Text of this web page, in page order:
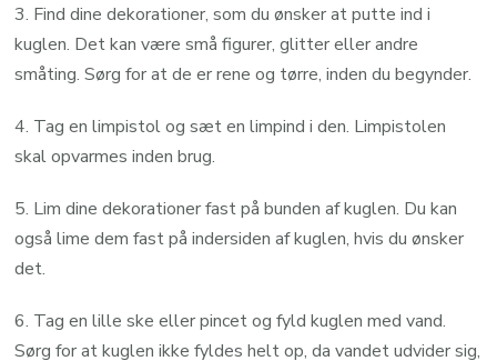
3. Find dine dekorationer, som du ønsker at putte ind i
kuglen. Det kan være små figurer, glitter eller andre
småting. Sørg for at de er rene og tørre, inden du begynder.
4. Tag en limpistol og sæt en limpind i den. Limpistolen
skal opvarmes inden brug.
5. Lim dine dekorationer fast på bunden af kuglen. Du kan
også lime dem fast på indersiden af kuglen, hvis du ønsker
det.
6. Tag en lille ske eller pincet og fyld kuglen med vand.
Sørg for at kuglen ikke fyldes helt op, da vandet udvider sig,